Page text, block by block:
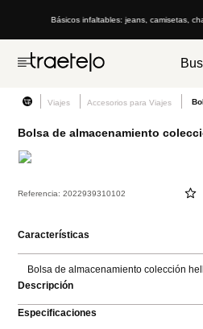
Básicos infaltables: jeans, camisetas,
Viajes Accesorios para Viajes
Bolsa de almacenamiento
Referencia:2022939310102 ☆
Características
Bolsa de almacenamiento colección
Descripción
Especificaciones